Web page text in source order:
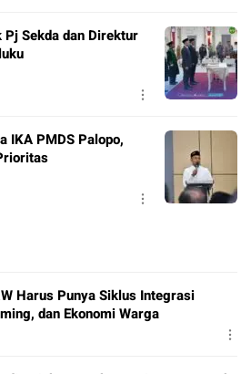
Sekda dan Direktur
IKA PMDS Palopo,
Harus Punya Siklus Integrasi
dan Ekonomi Warga